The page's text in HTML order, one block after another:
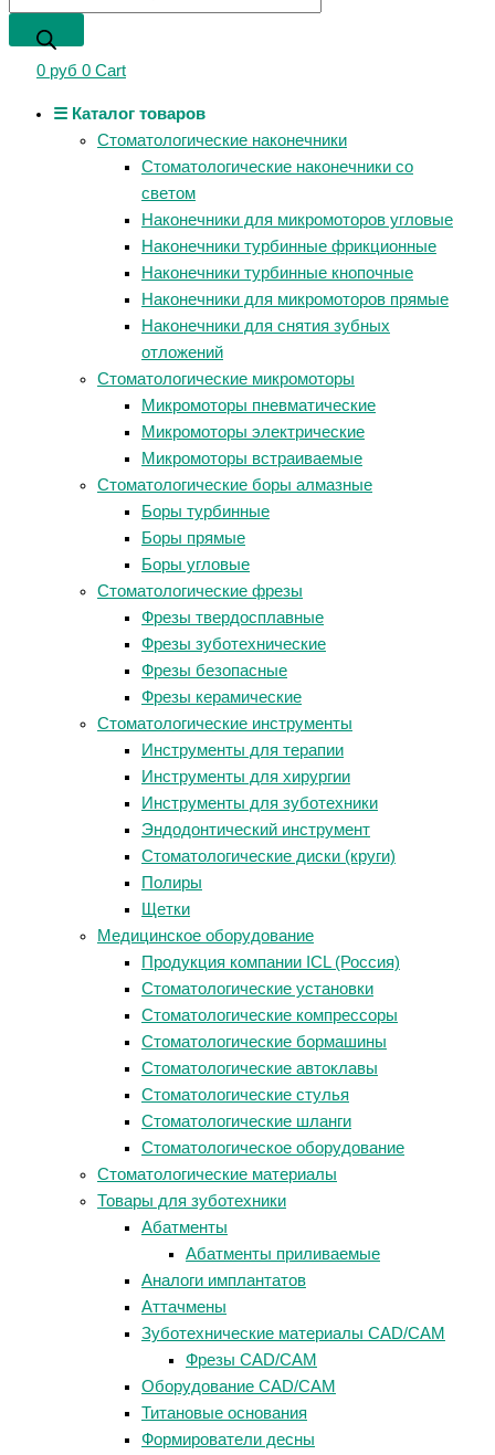
0 руб 0 Cart
☰ Каталог товаров
Стоматологические наконечники
Стоматологические наконечники со
светом
Наконечники для микромоторов угловые
Наконечники турбинные фрикционные
Наконечники турбинные кнопочные
Наконечники для микромоторов прямые
Наконечники для снятия зубных
отложений
Стоматологические микромоторы
Микромоторы пневматические
Микромоторы электрические
Микромоторы встраиваемые
Стоматологические боры алмазные
Боры турбинные
Боры прямые
Боры угловые
Стоматологические фрезы
Фрезы твердосплавные
Фрезы зуботехнические
Фрезы безопасные
Фрезы керамические
Стоматологические инструменты
Инструменты для терапии
Инструменты для хирургии
Инструменты для зуботехники
Эндодонтический инструмент
Стоматологические диски (круги)
Полиры
Щетки
Медицинское оборудование
Продукция компании ICL (Россия)
Стоматологические установки
Стоматологические компрессоры
Стоматологические бормашины
Стоматологические автоклавы
Стоматологические стулья
Стоматологические шланги
Стоматологическое оборудование
Стоматологические материалы
Товары для зуботехники
Абатменты
Абатменты приливаемые
Аналоги имплантатов
Аттачмены
Зуботехнические материалы CAD/CAM
Фрезы CAD/CAM
Оборудование CAD/CAM
Титановые основания
Формирователи десны